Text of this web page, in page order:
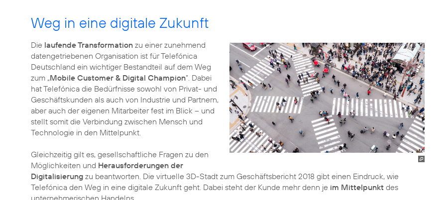
Weg in eine digitale Zukunft
Die laufende Transformation zu einer zunehmend
datengetriebenen Organisation ist für Telefónica
Deutschland ein wichtiger Bestandteil auf dem Weg
zum „Mobile Customer & Digital Champion”. Dabei
hat Telefónica die Bedürfnisse sowohl von Privat- und
Geschäftskunden als auch von Industrie und Partnern,
aber auch der eigenen Mitarbeiter fest im Blick – und
stellt somit die Verbindung zwischen Mensch und
Technologie in den Mittelpunkt.
Gleichzeitig gilt es, gesellschaftliche Fragen zu den
Möglichkeiten und Herausforderungen der
Digitalisierung zu beantworten. Die virtuelle 3D-Stadt zum Geschäftsbericht 2018 gibt einen Eindruck, wie
Telefónica den Weg in eine digitale Zukunft geht. Dabei steht der Kunde mehr denn je im Mittelpunkt des
unternehmerischen Handelns.